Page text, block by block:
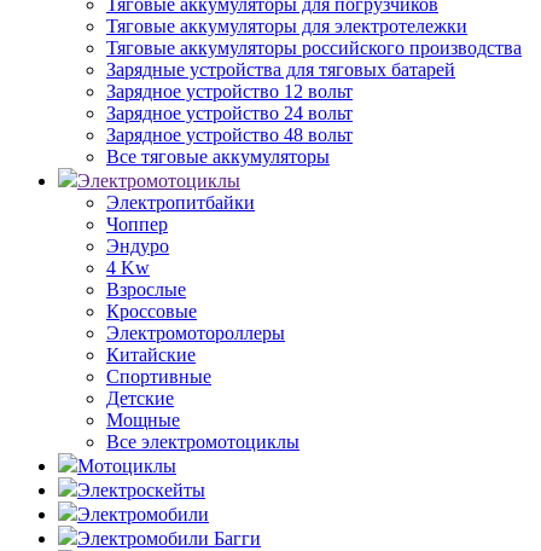
Тяговые аккумуляторы для погрузчиков
Тяговые аккумуляторы для электротележки
Тяговые аккумуляторы российского производства
Зарядные устройства для тяговых батарей
Зарядное устройство 12 вольт
Зарядное устройство 24 вольт
Зарядное устройство 48 вольт
Все тяговые аккумуляторы
Электромотоциклы
Электропитбайки
Чоппер
Эндуро
4 Kw
Взрослые
Кроссовые
Электромотороллеры
Китайские
Спортивные
Детские
Мощные
Все электромотоциклы
Мотоциклы
Электроскейты
Электромобили
Электромобили Багги